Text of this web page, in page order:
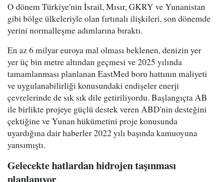
O dönem Türkiye'nin İsrail, Mısır, GKRY ve Yunanistan
gibi bölge ülkeleriyle olan fırtınalı ilişkileri, son dönemde
yerini normalleşme adımlarına bıraktı.
En az 6 milyar euroya mal olması beklenen, denizin yer
yer üç bin metre altından geçmesi ve 2025 yılında
tamamlanması planlanan EastMed boru hattının maliyeti
ve uygulanabilirliği konusundaki endişeler enerji
çevrelerinde de sık sık dile getiriliyordu. Başlangıçta AB
ile birlikte projeye güçlü destek veren ABD'nin desteğini
çektiğine ve Yunan hükümetini proje konusunda
uyardığına dair haberler 2022 yılı başında kamuoyuna
yansımıştı.
Gelecekte hatlardan hidrojen taşınması
planlanıyor